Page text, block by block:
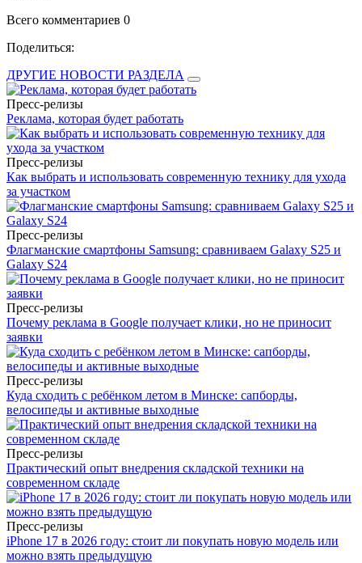
Всего комментариев 0
Поделиться:
ДРУГИЕ НОВОСТИ РАЗДЕЛА
Пресс-релизы
Реклама, которая будет работать
Пресс-релизы
Как выбрать и использовать современную технику для ухода
за участком
Пресс-релизы
Флагманские смартфоны Samsung: сравниваем Galaxy S25 и
Galaxy S24
Пресс-релизы
Почему реклама в Google получает клики, но не приносит
заявки
Пресс-релизы
Куда сходить с ребёнком летом в Минске: сапборды,
велосипеды и активные выходные
Пресс-релизы
Практический опыт внедрения складской техники на
современном складе
Пресс-релизы
iPhone 17 в 2026 году: стоит ли покупать новую модель или
можно взять предыдущую